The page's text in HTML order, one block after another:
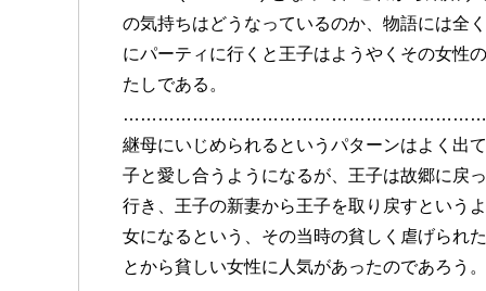
の気持ちはどうなっているのか、物語には全
にパーティに行くと王子はようやくその女性
たしである。
継母にいじめられるというパターンはよく出
子と愛し合うようになるが、王子は故郷に戻
行き、王子の新妻から王子を取り戻すという
女になるという、その当時の貧しく虐げられ
とから貧しい女性に人気があったのであろう。